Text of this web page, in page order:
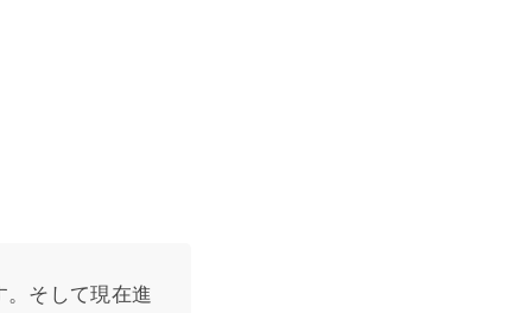
。そして現在進